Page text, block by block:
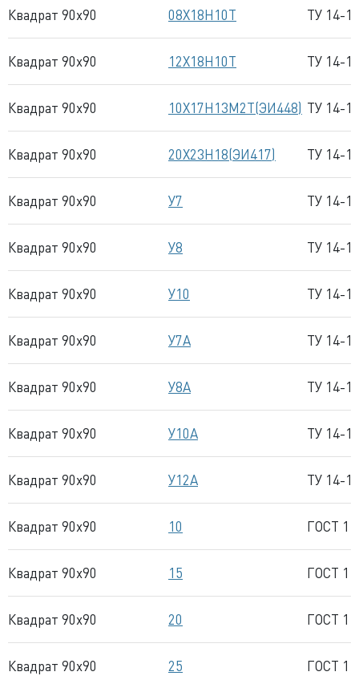
Квадрат 90x90 08Х18Н10Т ТУ 14-
Квадрат 90x90 12Х18Н10Т ТУ 14-
Квадрат 90x90 10Х17Н13М2Т(ЭИ448) ТУ 14-
Квадрат 90x90 20Х23Н18(ЭИ417) ТУ 14-
Квадрат 90x90 У7 ТУ 14-
Квадрат 90x90 У8 ТУ 14-
Квадрат 90x90 У10 ТУ 14-
Квадрат 90x90 У7А ТУ 14-
Квадрат 90x90 У8А ТУ 14-
Квадрат 90x90 У10А ТУ 14-
Квадрат 90x90 У12А ТУ 14-
Квадрат 90x90 10 ГОСТ
Квадрат 90x90 15 ГОСТ
Квадрат 90x90 20 ГОСТ
Квадрат 90x90 25 ГОСТ